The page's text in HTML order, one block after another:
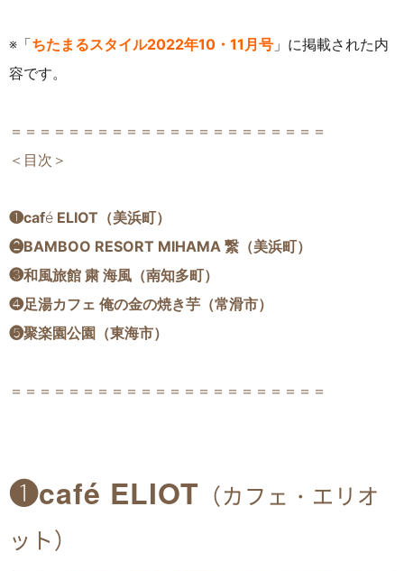
※「ちたまるスタイル2022年10・11月号 」に掲載された内
容です。
＝＝＝＝＝＝＝＝＝＝＝＝＝＝＝＝＝＝＝＝＝＝
＜目次＞
❶café ELIOT（美浜町）
❷BAMBOO RESORT MIHAMA 繋（美浜町）
❸和風旅館 粛 海風（南知多町）
❹足湯カフェ 俺の金の焼き芋（常滑市）
❺聚楽園公園（東海市）
＝＝＝＝＝＝＝＝＝＝＝＝＝＝＝＝＝＝＝＝＝＝
❶café ELIOT （カフェ・エリオ
ット）